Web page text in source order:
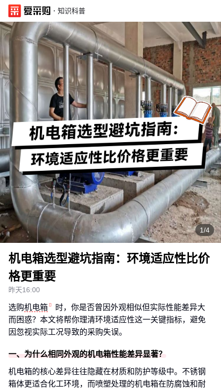
· 知识科普
1/4
机电箱选型避坑指南：环境适应性比价
格更重要
昨天16:00
选购机电箱
时，你是否曾因外观相似但实际性能差异大
而困惑？本文将帮你理清环境适应性这一关键指标，避免
因忽视实际工况导致的采购失误。
一、为什么相同外观的机电箱性能差异显著？
机电箱的核心差异往往隐藏在材质和防护等级中。不锈钢
箱体更适合化工环境，而喷塑处理的机电箱在防腐蚀和耐